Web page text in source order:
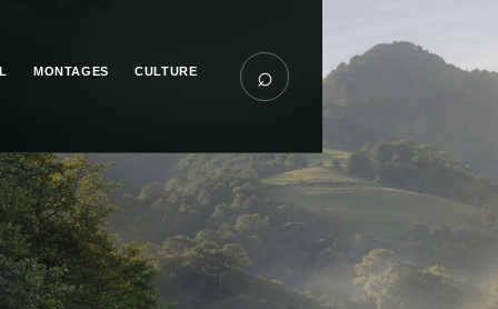
MONTAGES CULTURE ⌕